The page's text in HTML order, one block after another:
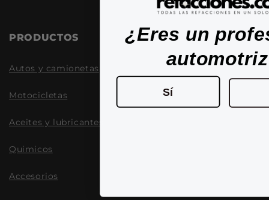
PRODUCTOS
Autos y camionetas
Motocicletas
Aceites y lubricantes
Quimicos
Accesorios
¿Eres un
Sí